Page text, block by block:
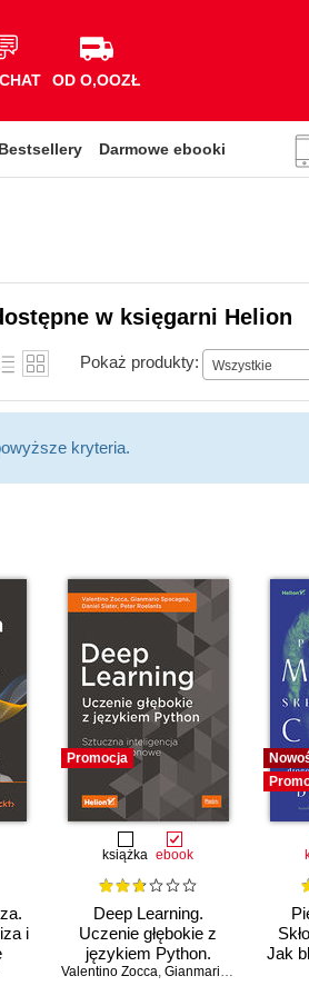
OD O,OOZŁ
Bestsellery Darmowe ebooki
w księgarni Helion
Pokaż produkty: Wszystkie
kryteria.
Johnston
i
Promocja
książka ebook
Deep Learning.
Uczenie głębokie z
językiem Python.
Sztuczna inteligencja i
Valentino Zocca, Gianmario Spacagna
Jak